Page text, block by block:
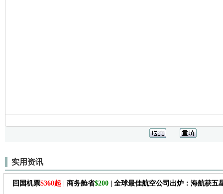
实用资讯
回国机票$360起 | 商务舱省$200 | 全球最佳航空公司出炉：海航获五